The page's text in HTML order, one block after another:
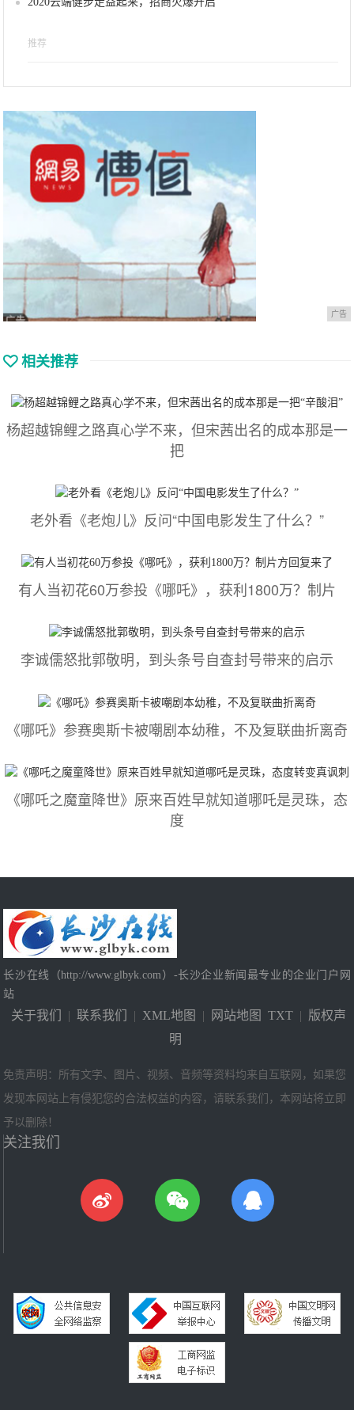
推荐
广告
相关推荐
杨超越锦鲤之路真心学不来，但宋茜出名的成本那是一
把
老外看《老炮儿》反问“中国电影发生了什么？”
有人当初花60万参投《哪吒》，获利1800万？制片
李诚儒怒批郭敬明，到头条号自查封号带来的启示
《哪吒》参赛奥斯卡被嘲剧本幼稚，不及复联曲折离奇
《哪吒之魔童降世》原来百姓早就知道哪吒是灵珠，态
度
长沙在线（http://www.glbyk.com）-长沙企业新闻最专业的企业门户网
站
关于我们 | 联系我们 | XML地图 | 网站地图 TXT | 版权声
明
免责声明：所有文字、图片、视频、音频等资料均来自互联网，如果您
发现本网站上有侵犯您的合法权益的内容，请联系我们，本网站将立即
予以删除！
关注我们